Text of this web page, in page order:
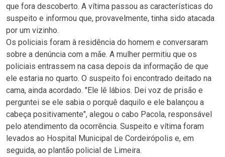
que fora descoberto. A vítima passou as características do
suspeito e informou que, provavelmente, tinha sido atacada
por um vizinho.
Os policiais foram à residência do homem e conversaram
sobre a denúncia com a mãe. A mulher permitiu que os
policiais entrassem na casa depois da informação de que
ele estaria no quarto. O suspeito foi encontrado deitado na
cama, ainda acordado. "Ele lê lábios. Dei voz de prisão e
perguntei se ele sabia o porquê daquilo e ele balançou a
cabeça positivamente", alegou o cabo Pacola, responsável
pelo atendimento da ocorrência. Suspeito e vítima foram
levados ao Hospital Municipal de Cordeirópolis e, em
seguida, ao plantão policial de Limeira.